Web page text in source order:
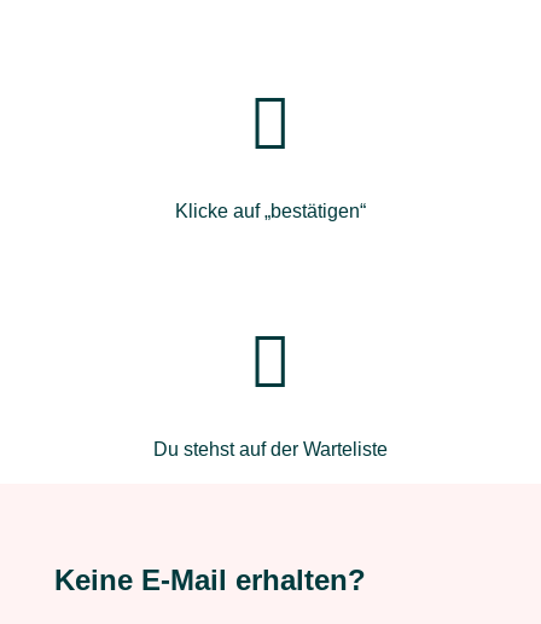

Klicke auf „bestätigen“

Du stehst auf der Warteliste
Keine E-Mail erhalten?